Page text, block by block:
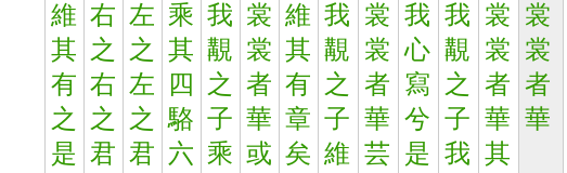
維
其
有
之
是
右
之
右
之
君
左
之
左
之
君
乘
其
四
駱
六
我
覯
之
子
乘
裳
裳
者
華
或
維
其
有
章
矣
我
覯
之
子
維
裳
裳
者
華
芸
我
心
寫
兮
是
我
覯
之
子
我
裳
裳
者
華
其
裳
裳
者
華